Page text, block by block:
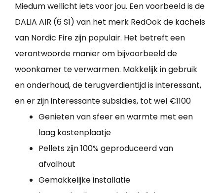
Miedum wellicht iets voor jou. Een voorbeeld is de
DALIA AIR (6 S1) van het merk RedOok de kachels
van Nordic Fire zijn populair. Het betreft een
verantwoorde manier om bijvoorbeeld de
woonkamer te verwarmen. Makkelijk in gebruik
en onderhoud, de terugverdientijd is interessant,
en er zijn interessante subsidies, tot wel €1100
Genieten van sfeer en warmte met een
laag kostenplaatje
Pellets zijn 100% geproduceerd van
afvalhout
Gemakkelijke installatie